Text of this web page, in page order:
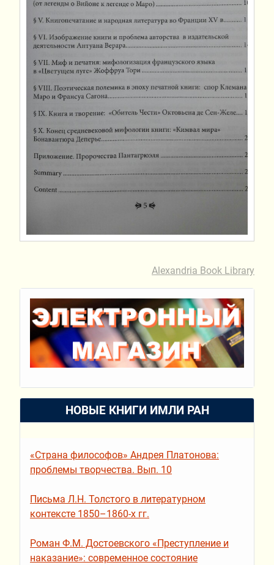
Alexandria Book Library
НОВЫЕ КНИГИ ИМЛИ РАН
«Страна философов» Андрея Платонова:
проблемы творчества. Вып. 10
Письма Л.Н. Толстого в литературном
контексте 1850–1860-х гг.
Роман Ф.М. Достоевского «Преступление и
наказание»: современное состояние